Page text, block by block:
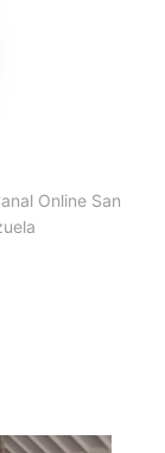
Online San